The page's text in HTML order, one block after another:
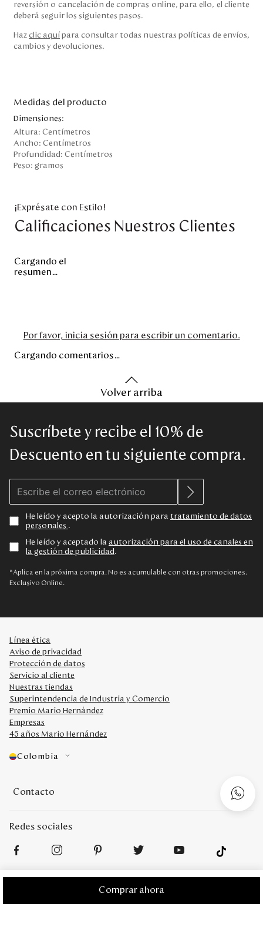
Comprar ahora
reversión o cancelación de compras online, para ello, el cliente
deberá seguir los siguientes pasos.
Haz clic aquí para consultar todas nuestras políticas de envíos,
cambios y devoluciones.
Medidas del producto
Dimensiones:
Altura: Centímetros
Ancho: Centímetros
Profundidad: Centímetros
Peso: gramos
¡Exprésate con Estilo!
Calificaciones Nuestros Clientes
Cargando el
resumen…
Por favor, inicia sesión para escribir un comentario.
Cargando comentarios…
Volver arriba
Suscríbete y recibe el 10% de
Descuento en tu siguiente compra.
He leído y acepto la autorización para tratamiento de datos
personales .
He leído y aceptado la autorización para el uso de canales en
la gestión de publicidad .
*Aplica en la próxima compra. No es acumulable con otras promociones.
Exclusivo Online.
Línea ética
Aviso de privacidad
Protección de datos
Servicio al cliente
Nuestras tiendas
Superintendencia de Industria y Comercio
Premio Mario Hernández
Empresas
45 años Mario Hernández
Colombia
Contacto
Redes sociales
Medios de Pago